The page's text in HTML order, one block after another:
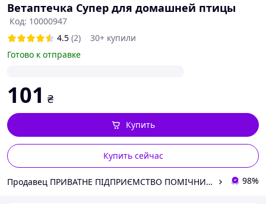
Ветаптечка Супер для домашней птицы
Код: 10000947
4.5 (2)
30+ купили
Готово к отправке
101 ₴
Купить сейчас
Купить
Продавец ПРИВАТНЕ ПІДПРИЄМСТВО ПОМІЧНИК ФЕРМЕРА 98%